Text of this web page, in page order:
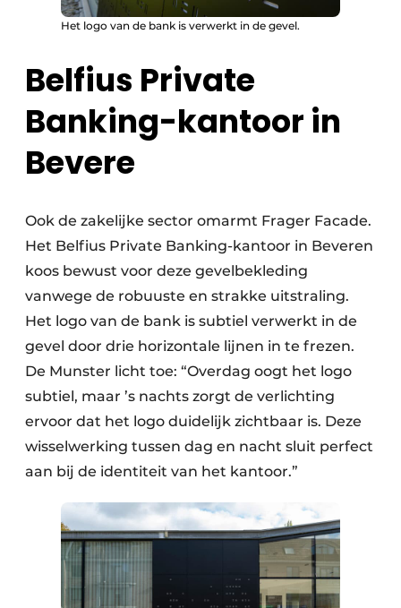
Het logo van de bank is verwerkt in de gevel.
Belfius Private
Banking-kantoor in
Bevere
Ook de zakelijke sector omarmt Frager Facade.
Het Belfius Private Banking-kantoor in Beveren
koos bewust voor deze gevelbekleding
vanwege de robuuste en strakke uitstraling.
Het logo van de bank is subtiel verwerkt in de
gevel door drie horizontale lijnen in te frezen.
De Munster licht toe: “Overdag oogt het logo
subtiel, maar ’s nachts zorgt de verlichting
ervoor dat het logo duidelijk zichtbaar is. Deze
wisselwerking tussen dag en nacht sluit perfect
aan bij de identiteit van het kantoor.”